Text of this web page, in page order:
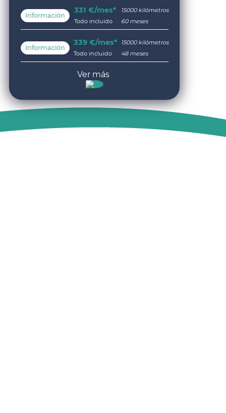
Información
331 €/mes*
Todo incluido
15000 kilómetros
60 meses
Información
339 €/mes*
Todo incluido
15000 kilómetros
48 meses